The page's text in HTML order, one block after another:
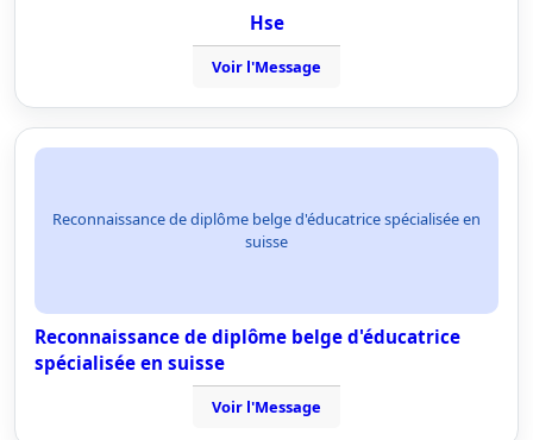
Hse
Voir l'Message
Reconnaissance de diplôme belge d'éducatrice spécialisée en
suisse
Reconnaissance de diplôme belge d'éducatrice
spécialisée en suisse
Voir l'Message